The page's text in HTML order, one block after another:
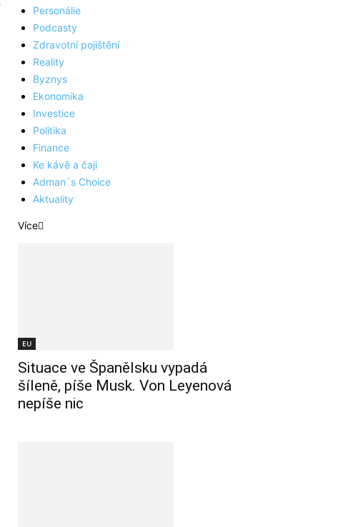
Personálie
Podcasty
Zdravotní pojištění
Reality
Byznys
Ekonomika
Investice
Politika
Finance
Ke kávě a čaji
Adman´s Choice
Aktuality
Více
EU
Situace ve Španělsku vypadá
šíleně, píše Musk. Von Leyenová
nepíše nic